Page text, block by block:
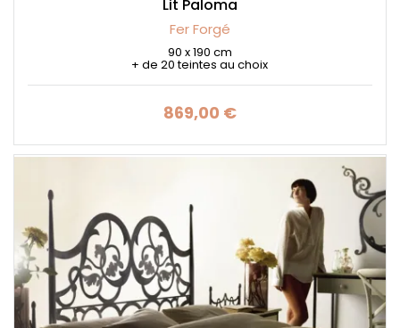
Lit Paloma
Fer Forgé
90 x 190 cm
+ de 20 teintes au choix
Prix
869,00 €